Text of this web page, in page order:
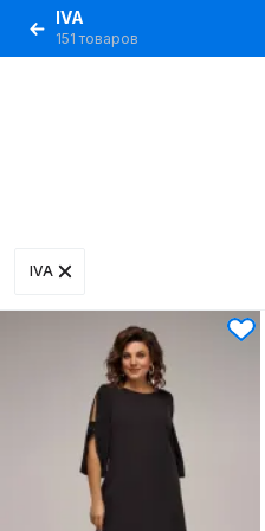
IVA
151 товаров
IVA